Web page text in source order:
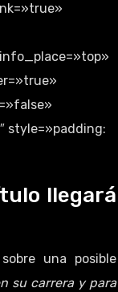
info_place=»top»
style=»padding:
llegará
una posible
su carrera y para